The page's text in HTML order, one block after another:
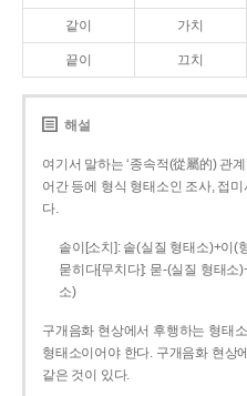
같이 가치
끝이 끄치
해설
여기서 말하는 ‘종속적(從屬的) 관
어간 등에 형식 형태소인 조사, 접
다.
솥이[소치]: 솥(실질 형태소)+이(
묻히다[무치다]: 묻­-(실질 형태소
소)
구개음화 현상에서 후행하는 형태
형태소이어야 한다. 구개음화 현상
같은 것이 있다.